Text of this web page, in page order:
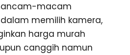
macam
memilih kamera,
harga murah
canggih namun